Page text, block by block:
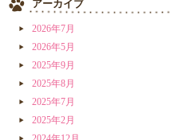
アーカイブ
2026年7月
2026年5月
2025年9月
2025年8月
2025年7月
2025年2月